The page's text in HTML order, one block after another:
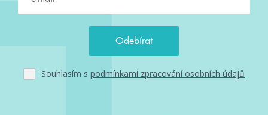
Souhlasím s podmínkami zpracování osobních údajů